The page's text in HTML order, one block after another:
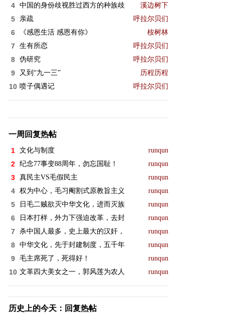
4 中国的身份歧视胜过西方的种族歧 溪边树下
5 亲疏 呼拉尔贝们
6 《感恩生活 感恩有你》 桉树林
7 生有所恋 呼拉尔贝们
8 伪研究 呼拉尔贝们
9 又到“九一三” 历程历程
10 喷子偶遇记 呼拉尔贝们
一周回复热帖
1 文化与制度 runqun
2 纪念77事变88周年，勿忘国耻！ runqun
3 真民主VS毛假民主 runqun
4 权为中心，毛习阉割式原教旨主义 runqun
5 日毛二贼欲灭中华文化，进而灭族 runqun
6 日本打样，外力下强迫改革，去封 runqun
7 杀中国人最多，史上最大的汉奸， runqun
8 中华文化，先于封建制度，五千年 runqun
9 毛主席死了，死得好！ runqun
10 文革四大美女之一，郭风莲为农人 runqun
历史上的今天：回复热帖